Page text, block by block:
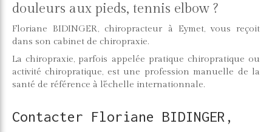
douleurs aux pieds, tennis elbow ?
Floriane BIDINGER, chiropracteur à Eymet, vous reçoit
dans son cabinet de chiropraxie.
La chiropraxie, parfois appelée pratique chiropratique ou
activité chiropratique, est une profession manuelle de la
santé de référence à l'échelle internationnale.
Contacter Floriane BIDINGER,